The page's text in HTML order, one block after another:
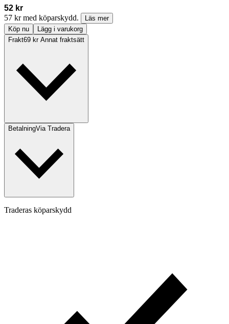
52 kr
57 kr med köparskydd.
Läs mer
Köp nu
Lägg i varukorg
Frakt69 kr Annat fraktsätt
BetalningVia Tradera
Traderas köparskydd